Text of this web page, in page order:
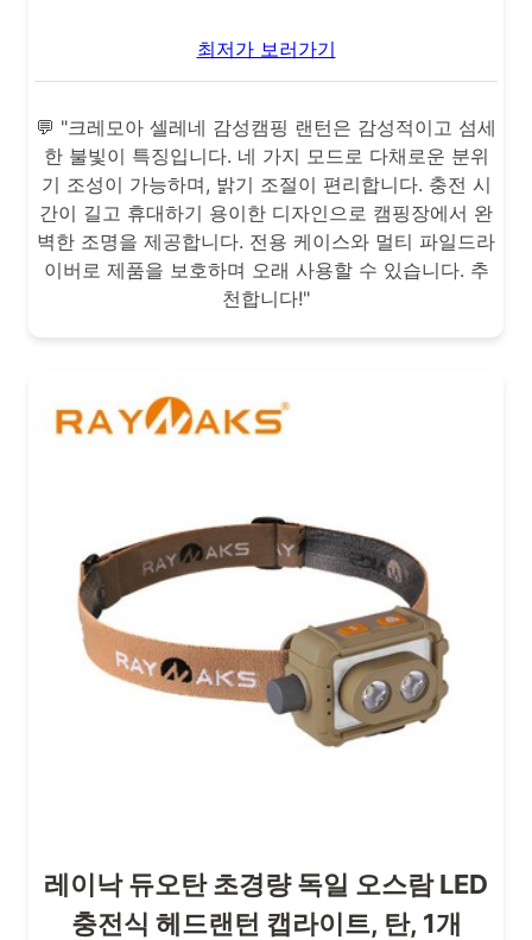
최저가 보러가기
💬 "크레모아 셀레네 감성캠핑 랜턴은 감성적이고 섬세
한 불빛이 특징입니다. 네 가지 모드로 다채로운 분위
기 조성이 가능하며, 밝기 조절이 편리합니다. 충전 시
간이 길고 휴대하기 용이한 디자인으로 캠핑장에서 완
벽한 조명을 제공합니다. 전용 케이스와 멀티 파일드라
이버로 제품을 보호하며 오래 사용할 수 있습니다. 추
천합니다!"
레이낙 듀오탄 초경량 독일 오스람 LED
충전식 헤드랜턴 캡라이트, 탄, 1개